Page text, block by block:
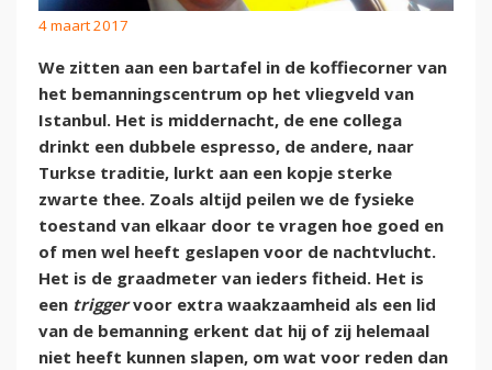
4 maart 2017
We zitten aan een bartafel in de koffiecorner van
het bemanningscentrum op het vliegveld van
Istanbul. Het is middernacht, de ene collega
drinkt een dubbele espresso, de andere, naar
Turkse traditie, lurkt aan een kopje sterke
zwarte thee. Zoals altijd peilen we de fysieke
toestand van elkaar door te vragen hoe goed en
of men wel heeft geslapen voor de nachtvlucht.
Het is de graadmeter van ieders fitheid. Het is
een triggervoor extra waakzaamheid als een lid
van de bemanning erkent dat hij of zij helemaal
niet heeft kunnen slapen, om wat voor reden dan